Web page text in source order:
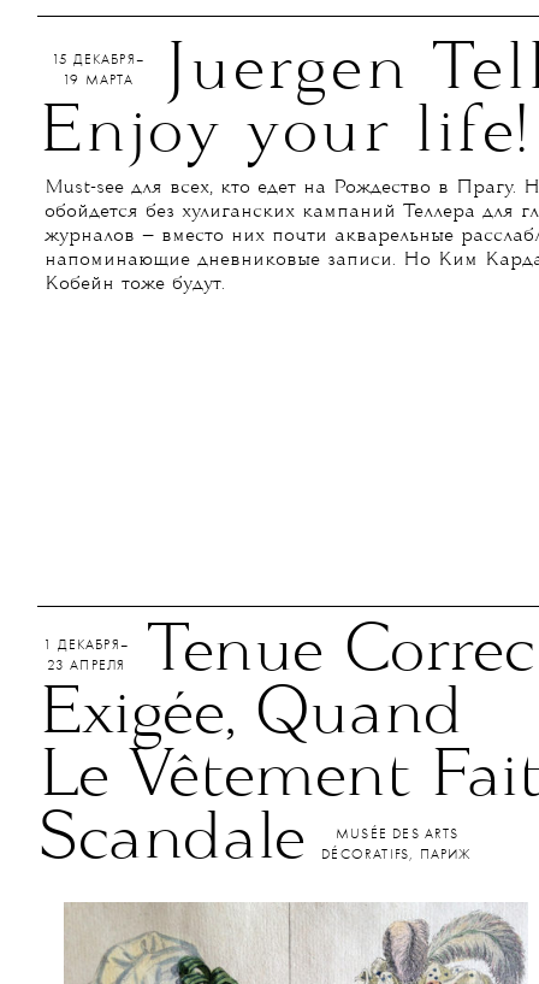
Juergen
Enjoy your life!
15 ДЕКАБРЯ–
19 МАРТА
Must-see для всех, кто едет на Рождество в Прагу.
обойдется без хулиганских кампаний Теллера для
журналов — вместо них почти акварельные
напоминающие дневниковые записи. Но Ким
Кобейн тоже будут.
Tenue
Exigée, Quand
Le Vêtement
Scandale
1 ДЕКАБРЯ–
23 АПРЕЛЯ
MUSÉE DES ARTS
DÉCORATIFS, ПАРИЖ